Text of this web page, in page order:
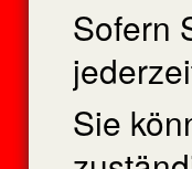
Sofern
Sie